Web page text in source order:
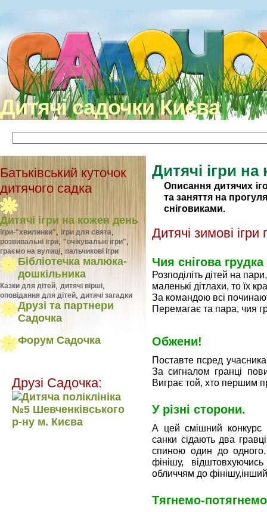
Дитячі садочки Києва
Батьківський куточок
дитячого садка
Дитячі ігри на кожен день
Ігри-"хвилинки" ігри для свята
розвивальні ігри "очікувальні ігри"
граємо на вулиці пальчикові ігри
Бібліотечка малюка-
дошкільника
Казки для дітей дитячі вірші
оповідання для дітей дитячі загадки
Друзі та партнери
Садочка
Форум Садочка
Друзі Садочка:
Дитячі ігри
Описання дитячих
та заняття на
сніговиками.
Дитячі зимові
Чия снігова
Розподіліть дітей на
маленькі дітлахи, то їх
За командою всі
Перемагає та пара, чия
Обжени!
Поставте псред
За сигналом гранці
Виграє той, хто першим
У різні сторони.
А цей смішний конкурс
санки сідають два
спиною один до
фінішу,
обличчям до
Тягнемо-